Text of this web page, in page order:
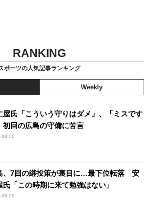
RANKING
ポーツの人気記事ランキング
Weekly
屋氏「こういう守りはダメ」、「ミスです
初回の広島の守備に苦言
、7回の継投策が裏目に…最下位転落 安
氏「この時期に来て勉強はない」